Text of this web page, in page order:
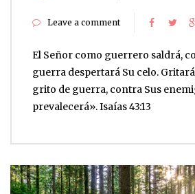
Leave a comment
El Señor como guerrero saldrá,
guerra despertará Su celo.
grito de guerra, contra Sus
prevalecerá». Isaías 43:13